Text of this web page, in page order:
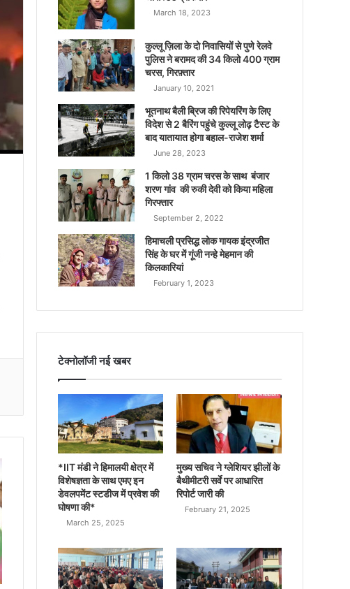
March 18, 2023
कुल्लू ज़िला के दो निवासियों से पुणे रेलवे
पुलिस ने बरामद की 34 किलो 400 ग्राम
चरस, गिरफ़्तार
January 10, 2021
भूतनाथ बैली ब्रिज की रिपेयरिंग के लिए
विदेश से 2 बैरिंग पहुंचे कुल्लू लोढ़ टैस्ट के
बाद यातायात होगा बहाल-राजेश शर्मा
June 28, 2023
1 किलो 38 ग्राम चरस के साथ बंजार
शरण गांव की रुकी देवी को किया महिला
गिरफ्तार
September 2, 2022
हिमाचली प्रसिद्ध लोक गायक इंद्रजीत
सिंह के घर में गूंजी नन्हे मेहमान की
किलकारियां
February 1, 2023
टेक्नोलॉजी नई खबर
*IIT मंडी ने हिमालयी क्षेत्र में
विशेषज्ञता के साथ एमए इन
डेवलपमेंट स्टडीज में प्रवेश की
घोषणा की*
March 25, 2025
मुख्य सचिव ने ग्लेशियर झीलों के
बैथीमीटरी सर्वे पर आधारित
रिपोर्ट जारी की
February 21, 2025